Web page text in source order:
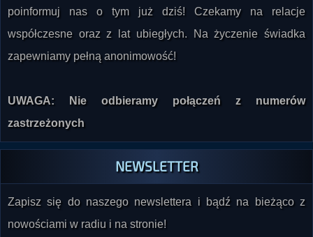
współczesne oraz z lat ubiegłych. Na życzenie świadka
zapewniamy pełną anonimowość!
zastrzeżonych
NEWSLETTER
Zapisz się do naszego newslettera i bądź na bieżąco z
nowościami w radiu i na stronie!